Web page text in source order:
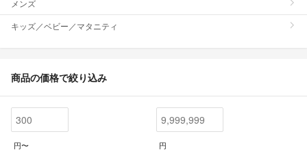
メンズ
キッズ／ベビー／マタニティ
商品の価格で絞り込み
円〜 円